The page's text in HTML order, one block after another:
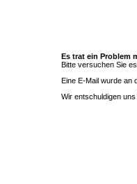
Es trat ein Problem
Bitte versuchen Sie
Eine E-Mail wurde an
Wir entschuldigen